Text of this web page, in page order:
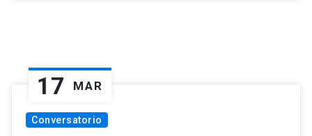
17 MAR
Conversatorio